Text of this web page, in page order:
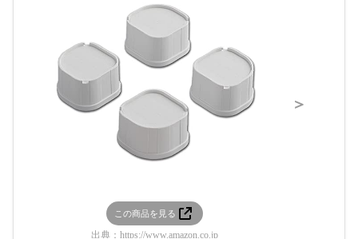
この商品を見る
出典： https://www.amazon.co.jp
＞